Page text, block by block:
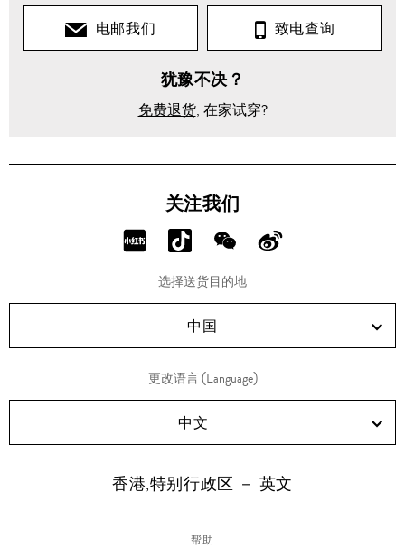
电邮我们 致电查询
犹豫不决？
免费退货, 在家试穿?
关注我们
分
RED!
分
享
Douyin!
分
享
WeChat!
分
Weibo!
选择送货目的地
中国
更改语言 (Language)
中文
香港,特别行政区 － 英文
帮助